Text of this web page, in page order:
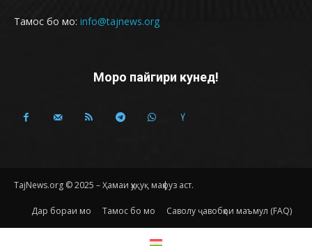
Тамос бо мо: info@tajnews.org
Моро пайгири кунед!
TajNews.org © 2025 – Ҳамаи ҳуқуқ маҳфуз аст.
Дар бораи мо Тамос бо мо Саволу ҷавобҳои маъмул (FAQ)